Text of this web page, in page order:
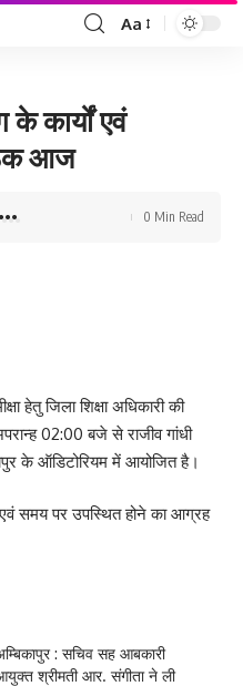
Font
Aa
के कार्यों एवं
आज
0 Min Read
हेतु जिला शिक्षा अधिकारी की
02:00 बजे से राजीव गांधी
के ऑडिटोरियम में आयोजित है।
एवं समय पर उपस्थित होने का आग्रह
: सचिव सह आबकारी
श्रीमती आर. संगीता ने ली